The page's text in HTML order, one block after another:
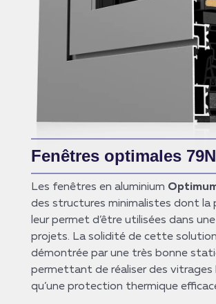
Fenêtres optimales 79N
Les fenêtres en aluminium
des structures minimalistes dont la
leur permet d’être utilisées dans
projets. La solidité de cette
démontrée par une très bonne
permettant de réaliser des vitrages
qu’une protection thermique